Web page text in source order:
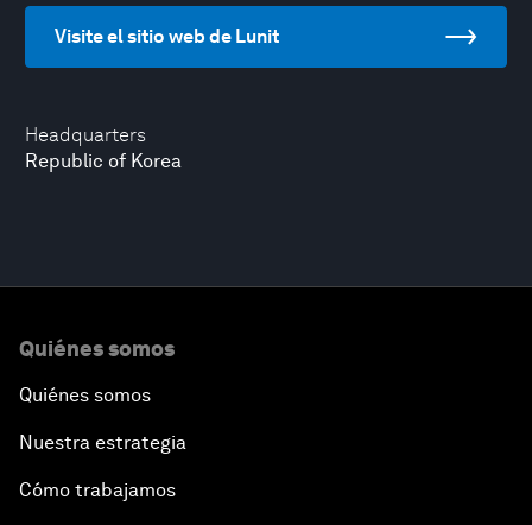
Headquarters
Republic of Korea
Visite el sitio web de Lunit
Quiénes somos
Quiénes somos
Nuestra estrategia
Cómo trabajamos